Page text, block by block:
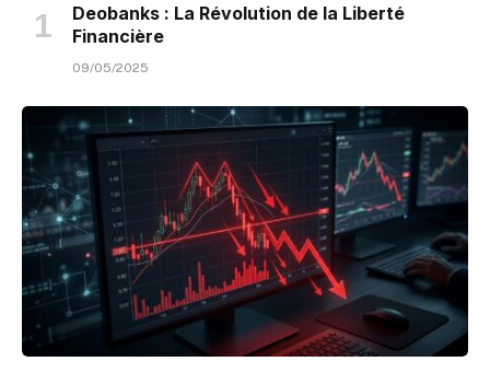
Deobanks : La Révolution de la Liberté
Financière
09/05/2025